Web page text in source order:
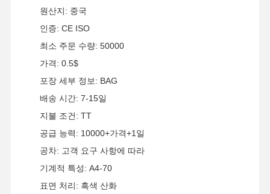
트랙 링크 볼트
원산지: 중국
인증: CE ISO
최소 주문 수량: 50000
가격: 0.5$
포장 세부 정보: BAG
배송 시간: 7-15일
지불 조건: TT
공급 능력: 10000+가격+1일
공차: 고객 요구 사항에 따라
기계적 특성: A4-70
표면 처리: 흑색 산화